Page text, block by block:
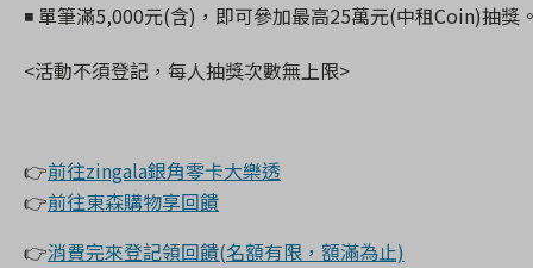
◾ 單筆滿5,000元(含) ，即可參加最高25萬元(中租Coin)抽獎
<活動不須登記，每人抽獎次數無上限>
👉前往zingala銀角零卡大樂透
👉前往東森購物享回饋
👉消費完來登記領回饋(名額有限，額滿為止)